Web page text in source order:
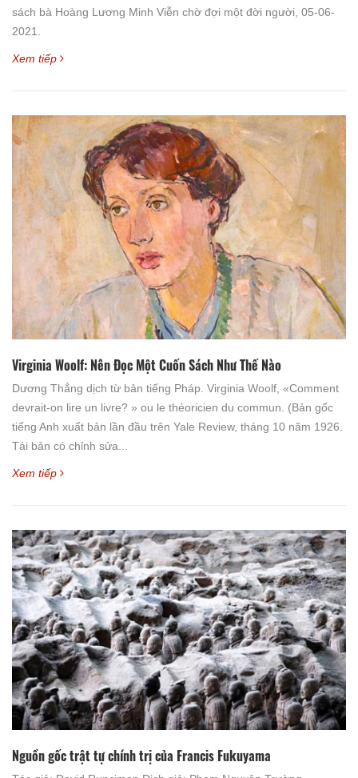
sách bà Hoàng Lương Minh Viễn chờ đợi một đời người, 05-06-
2021.
Xem tiếp
Virginia Woolf: Nên Đọc Một Cuốn Sách Như Thế Nào
Dương Thắng dịch từ bản tiếng Pháp. Virginia Woolf, «Comment
devrait-on lire un livre? » ou le théoricien du commun. (Bản gốc
tiếng Anh xuất bản lần đầu trên Yale Review, tháng 10 năm 1926.
Tái bản có chỉnh sửa...
Xem tiếp
Nguồn gốc trật tự chính trị của Francis Fukuyama